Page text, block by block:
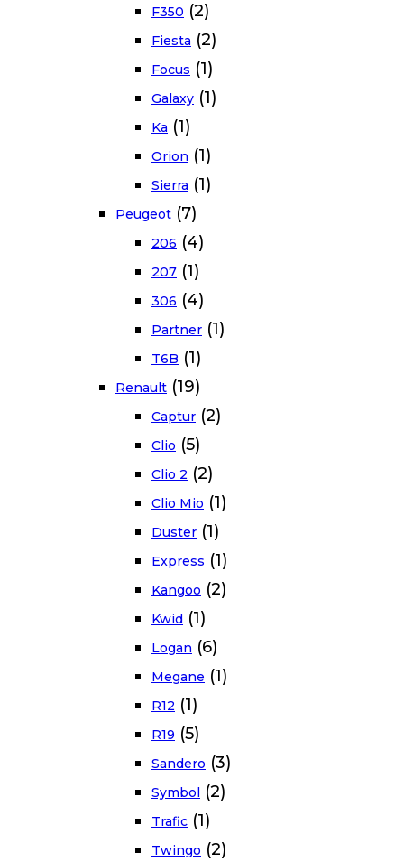
F350 (2)
Fiesta (2)
Focus (1)
Galaxy (1)
Ka (1)
Orion (1)
Sierra (1)
Peugeot (7)
206 (4)
207 (1)
306 (4)
Partner (1)
T6B (1)
Renault (19)
Captur (2)
Clio (5)
Clio 2 (2)
Clio Mio (1)
Duster (1)
Express (1)
Kangoo (2)
Kwid (1)
Logan (6)
Megane (1)
R12 (1)
R19 (5)
Sandero (3)
Symbol (2)
Trafic (1)
Twingo (2)